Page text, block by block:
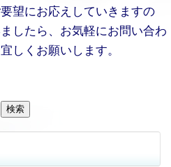
望にお応えしていきますの
したら、お気軽にお問い合わ
しくお願いします。